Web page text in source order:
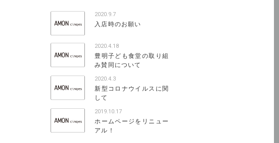
2020.9.7
入店時のお願い
2020.4.18
豊明子ども食堂の取り組
み賛同について
2020.4.3
新型コロナウイルスに関
して
2019.10.17
ホームページをリニュー
アル！